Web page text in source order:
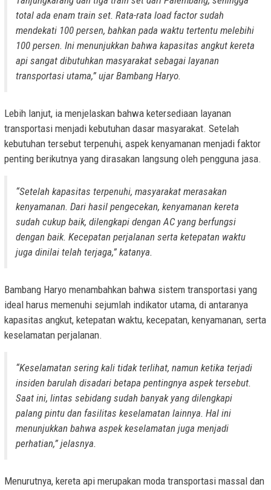
total ada enam train set. Rata-rata load factor sudah
mendekati 100 persen, bahkan pada waktu tertentu melebihi
100 persen. Ini menunjukkan bahwa kapasitas angkut kereta
api sangat dibutuhkan masyarakat sebagai layanan
transportasi utama,” ujar Bambang Haryo.
Lebih lanjut, ia menjelaskan bahwa ketersediaan layanan
transportasi menjadi kebutuhan dasar masyarakat. Setelah
kebutuhan tersebut terpenuhi, aspek kenyamanan menjadi faktor
penting berikutnya yang dirasakan langsung oleh pengguna jasa.
“Setelah kapasitas terpenuhi, masyarakat merasakan
kenyamanan. Dari hasil pengecekan, kenyamanan kereta
sudah cukup baik, dilengkapi dengan AC yang berfungsi
dengan baik. Kecepatan perjalanan serta ketepatan waktu
juga dinilai telah terjaga,” katanya.
Bambang Haryo menambahkan bahwa sistem transportasi yang
ideal harus memenuhi sejumlah indikator utama, di antaranya
kapasitas angkut, ketepatan waktu, kecepatan, kenyamanan, serta
keselamatan perjalanan.
“Keselamatan sering kali tidak terlihat, namun ketika terjadi
insiden barulah disadari betapa pentingnya aspek tersebut.
Saat ini, lintas sebidang sudah banyak yang dilengkapi
palang pintu dan fasilitas keselamatan lainnya. Hal ini
menunjukkan bahwa aspek keselamatan juga menjadi
perhatian,” jelasnya.
Menurutnya, kereta api merupakan moda transportasi massal dan